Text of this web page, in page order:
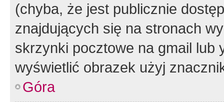
(chyba, że jest publicznie
znajdujących się na stronach
skrzynki pocztowe na gmail lub
wyświetlić obrazek użyj
Góra